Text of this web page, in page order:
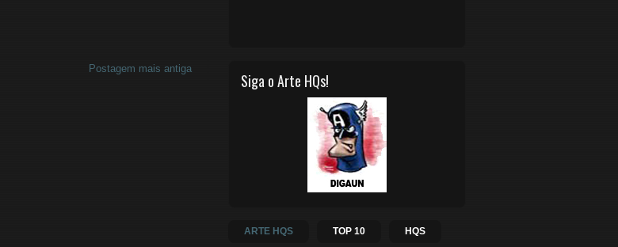
Postagem mais antiga
Siga o Arte HQs!
ARTE HQS TOP 10 HQS